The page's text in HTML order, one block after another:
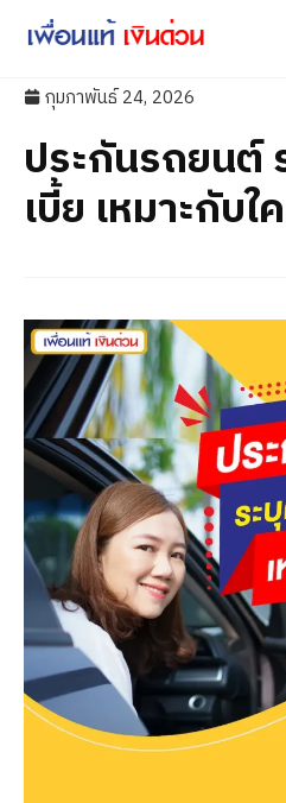
กุมภาพันธ์ 24, 2026
ประกันรถยนต์
เบี้ย เหมาะกับใ